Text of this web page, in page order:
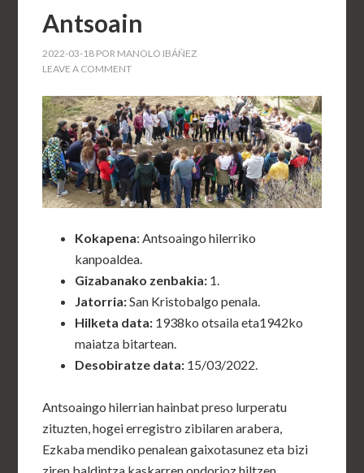
Antsoain
2022-03-18 POR MANOLO IBÁÑEZ
LEAVE A COMMENT
Kokapena: Antsoaingo hilerriko
kanpoaldea.
Gizabanako zenbakia: 1.
Jatorria:San Kristobalgo penala.
Hilketa data: 1938ko otsaila eta1942ko
maiatza bitartean.
Desobiratze data: 15/03/2022.
Antsoaingo hilerrian hainbat preso lurperatu
zituzten, hogei erregistro zibilaren arabera,
Ezkaba mendiko penalean gaixotasunez eta bizi